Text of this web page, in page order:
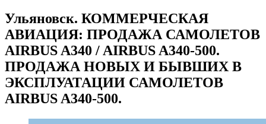
Ульяновск. КОММЕРЧЕСКАЯ
АВИАЦИЯ: ПРОДАЖА САМОЛЕТОВ
AIRBUS A340 / AIRBUS A340-500.
ПРОДАЖА НОВЫХ И БЫВШИХ В
ЭКСПЛУАТАЦИИ САМОЛЕТОВ
AIRBUS A340-500.